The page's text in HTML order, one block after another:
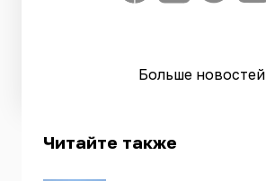
Больше новостей
Читайте также